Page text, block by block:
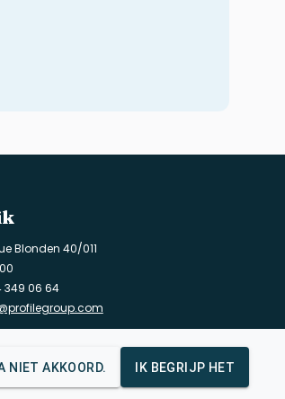
Blonden 40/011
349 06 64
van gegevens
NIET AKKOORD. IK BEGRIJP HET